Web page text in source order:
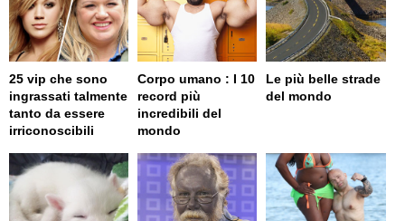
25 vip che sono
ingrassati talmente
tanto da essere
irriconoscibili
Corpo umano : I 10
record più
incredibili del
mondo
Le più belle strade
del mondo